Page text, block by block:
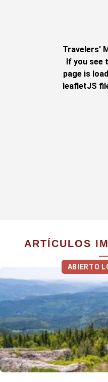
Travelers'
If you see
page is
leafletJS
ARTÍCULOS
ABIERTO